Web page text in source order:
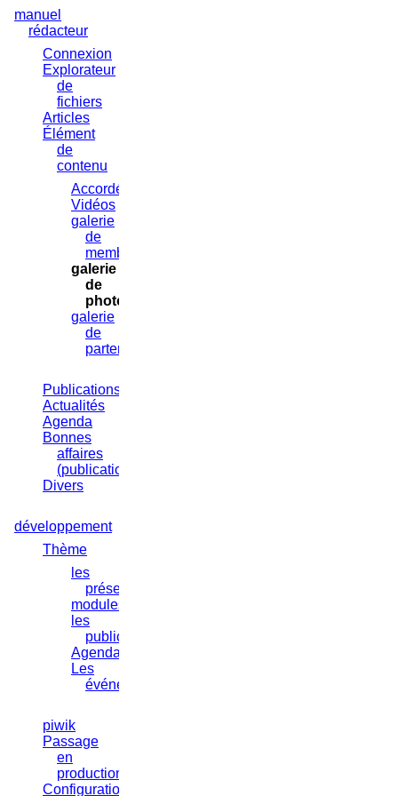
au
contenu
manuel
rédacteur
Connexion
Explorateur
de
fichiers
Articles
Élément
de
contenu
Accordéons
Vidéos
galerie
de
membres
galerie
de
photos
galerie
de
partenaires
Publications
Actualités
Agenda
Bonnes
affaires
(publication)
Divers
développement
Thème
les
présentations
modules
les
publications
Agenda
Les
événements
piwik
Passage
en
production
Configuration